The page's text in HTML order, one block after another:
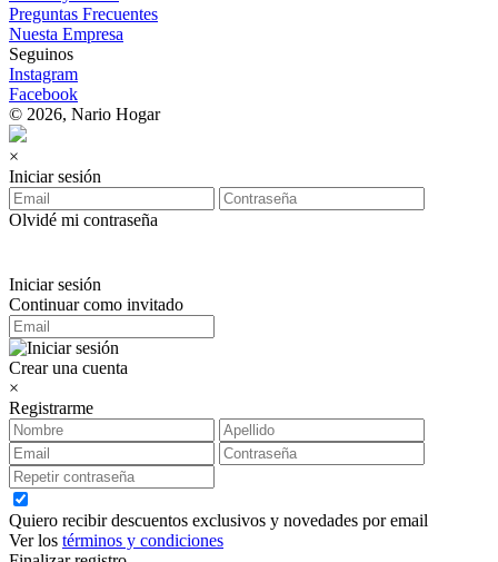
Preguntas Frecuentes
Nuesta Empresa
Seguinos
Instagram
Facebook
© 2026, Nario Hogar
×
Iniciar sesión
Olvidé mi contraseña
Iniciar sesión
Continuar como invitado
Crear una cuenta
×
Registrarme
Quiero recibir descuentos exclusivos y novedades por email
Ver los términos y condiciones